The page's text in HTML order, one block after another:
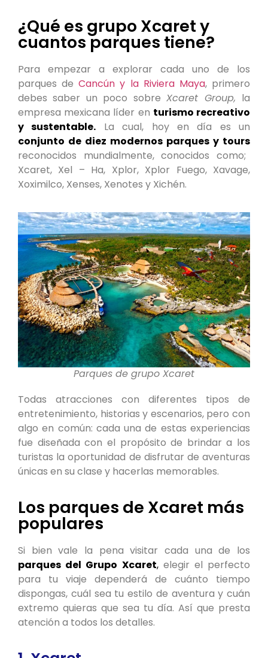
¿Qué es grupo Xcaret y
cuantos parques tiene?
Para empezar a explorar cada uno de los
parques deCancún y la Riviera Maya, primero
debes saber un poco sobreXcaret Group, la
empresa mexicana líder en turismo recreativo
y sustentable. La cual, hoy en día es un
conjunto de diez modernos parques y tours
reconocidos mundialmente, conocidos como;
Xcaret, Xel – Ha, Xplor, Xplor Fuego, Xavage,
Xoximilco, Xenses, Xenotes y Xichén.
Parques de grupo Xcaret
Todas atracciones con diferentes tipos de
entretenimiento, historias y escenarios, pero con
algo en común: cada una de estas experiencias
fue diseñada con el propósito de brindar a los
turistas la oportunidad de disfrutar de aventuras
únicas en su clase y hacerlas memorables.
Los parques de Xcaret más
populares
Si bien vale la pena visitar cada una de los
parques del Grupo Xcaret,elegir el perfecto
para tu viaje dependerá de cuánto tiempo
dispongas, cuál sea tu estilo de aventura y cuán
extremo quieras que sea tu día. Así que presta
atención a todos los detalles.